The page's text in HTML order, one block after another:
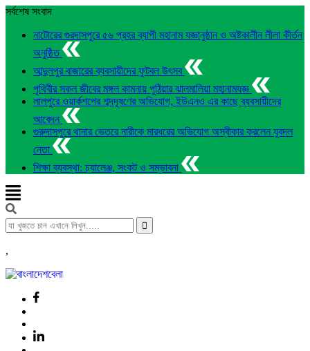
সর্বশেষ সংবাদ
নাটোরের গুরদাসপুরে ৫৬ প্রহর ব্যাপী মহানাম যজ্ঞানুষ্ঠান ও অষ্টকালীন লীলা কীর্তন
অনুষ্ঠিত
আব্দুলপুর বাজারের ব্যবসায়ীদের ফুটবল উৎসব
পৃথিবীর সকল জীবের মঙ্গল কামনায় পুঠিয়ার ঝালমালিয়া মহানামযজ্ঞ
লালপুরে ওয়ার্কশপের শব্দদূষণের অভিযোগ, ইউএনও এর কাছে ব্যবসায়ীদের
আবেদন
গুরুদাসপুরে থানার ভেতরে নারীকে মারধরের অভিযোগ অস্বীকার করলেন যুবদল
নেতা
শিক্ষা ব্যবস্থা: চ্যালেঞ্জ, সংকট ও সম্ভাবনা
,